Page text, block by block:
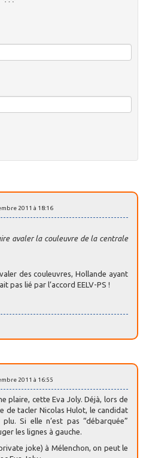
2011 à 18:16
avaler la couleuvre de la centrale
des couleuvres, Hollande ayant
pas lié par l’accord EELV-PS !
2011 à 16:55
plaire, cette Eva Joly. Déjà, lors de
de tacler Nicolas Hulot, le candidat
Si elle n’est pas “débarquée”
les lignes à gauche.
joke) à Mélenchon, on peut le